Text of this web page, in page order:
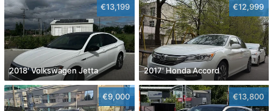
€13,199
2018' Volkswagen Jetta
€12,999
2017' Honda Accord
€9,000 €13,800